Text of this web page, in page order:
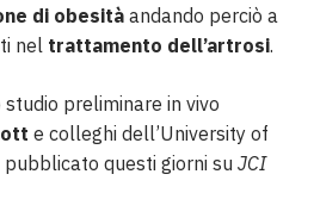
di obesità andando perciò a
nel trattamento dell’artrosi.
preliminare in vivo
e colleghi dell’University of
pubblicato questi giorni su JCI